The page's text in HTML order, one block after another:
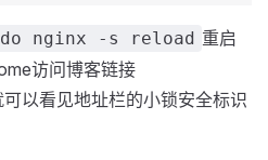
nginx -s reload 重启
访问博客链接
可以看见地址栏的小锁安全标识